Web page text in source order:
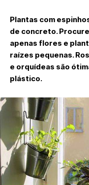
Plantas com
de concreto.
apenas flores e
raízes pequenas.
e orquídeas são
plástico.